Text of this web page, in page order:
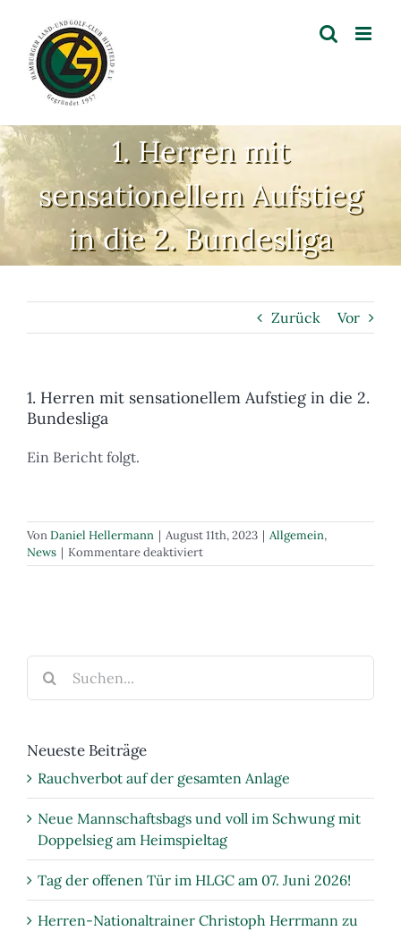
springen
1. Herren mit
sensationellem Aufstieg
in die 2. Bundesliga
Zurück Vor
1. Herren mit sensationellem Aufstieg in die 2.
Bundesliga
Ein Bericht folgt.
VonDaniel Hellermann | August 11th, 2023 | Allgemein,
News | Kommentare deaktiviertfür
1.
in
Bundesliga
nach:
Neueste Beiträge
Rauchverbot auf der gesamten Anlage
Neue Mannschaftsbags und voll im Schwung mit
Doppelsieg am Heimspieltag
Tag der offenen Tür im HLGC am 07. Juni 2026!
Herren-Nationaltrainer Christoph Herrmann zu